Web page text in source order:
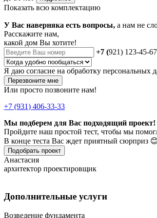
Показать всю комплектацию
У Вас наверняка есть вопросы, а нам не
Расскажите нам,
какой дом Вы хотите!
+7 (921) 123-45-67
Я даю согласие на обработку персональных
Перезвоните мне
Или просто позвоните нам!
+7 (931) 406-33-33
Мы подберем для Вас подходящий проект!
Пройдите наш простой тест, чтобы мы
В конце теста Вас ждет приятный сюрприз
Подобрать проект
Анастасия
архитектор проектировщик
Дополнительные услуги
Возведение фундамента